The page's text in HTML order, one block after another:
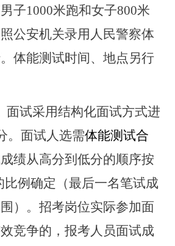
子1000米跑和女子800米
公安机关录用人民警察体
体能测试时间、地点另行
面试采用结构化面试方式进
。面试人选需体能测试合
绩从高分到低分的顺序按
比例确定（最后一名笔试成
）。招考岗位实际参加面
竞争的，报考人员面试成